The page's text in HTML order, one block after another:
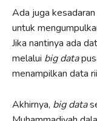
Ada juga
untuk
Jika nantinya ada
melalui big data
menampilkan data
Akhirnya, big data